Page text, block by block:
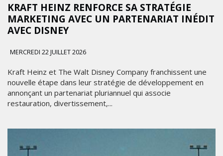
KRAFT HEINZ RENFORCE SA STRATÉGIE
MARKETING AVEC UN PARTENARIAT INÉDIT
AVEC DISNEY
MERCREDI 22 JUILLET 2026
Kraft Heinz et The Walt Disney Company franchissent une
nouvelle étape dans leur stratégie de développement en
annonçant un partenariat pluriannuel qui associe
restauration, divertissement,...